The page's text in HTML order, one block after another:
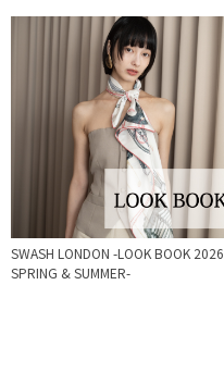
SWASH LONDON -LOOK BOOK 2026
SPRING & SUMMER-